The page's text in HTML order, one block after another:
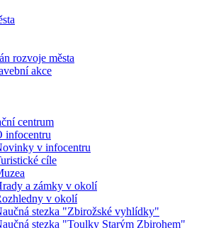
rozvoje města
akce
centrum
infocentru
v infocentru
cíle
a zámky v okolí
v okolí
stezka "Zbirožské vyhlídky"
stezka "Toulky Starým Zbirohem"